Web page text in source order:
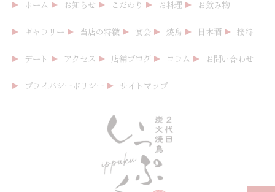
ホーム お知らせ こだわり お料理 お飲み物
ギャラリー 当店の特徴 宴会 焼鳥 日本酒 接待
デート アクセス 店舗ブログ コラム お問い合わせ
プライバシーポリシー サイトマップ